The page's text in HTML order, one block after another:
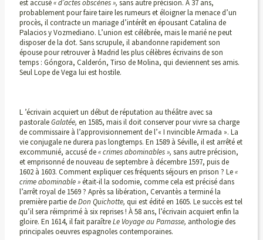
est accusé« d’actes obscènes », sans autre précision. À 37 ans,
probablement pour faire taire les rumeurs et éloigner la menace d’un
procès, il contracte un mariage d’intérêt en épousant Catalina de
Palacios y Vozmediano. L’union est célébrée, mais le marié ne peut
disposer de la dot. Sans scrupule, il abandonne rapidement son
épouse pour retrouver à Madrid les plus célèbres écrivains de son
temps : Góngora, Calderón, Tirso de Molina, qui deviennent ses amis.
Seul Lope de Vega lui est hostile.
L ’écrivain acquiert un début de réputation au théâtre avec sa
pastoraleGalatée, en 1585, mais il doit conserver pour vivre sa charge
de commissaire à l’approvisionnement de l’« I nvincible Armada ». La
vie conjugale ne durera pas longtemps. En 1589 à Séville, il est arrêté et
excommunié, accusé de« crimes abominables », sans autre précision,
et emprisonné de nouveau de septembre à décembre 1597, puis de
1602 à 1603. Comment expliquer ces fréquents séjours en prison ? Le«
crime abominable »était-il la sodomie, comme cela est précisé dans
l’arrêt royal de 1569 ? Après sa libération, Cervantès a terminé la
première partie deDon Quichotte, qui est édité en 1605. Le succès est tel
qu’il sera réimprimé à six reprises ! À 58 ans, l’écrivain acquiert enfin la
gloire. En 1614, il fait paraîtreLe Voyage au Parnasse, anthologie des
principales oeuvres espagnoles contemporaines.